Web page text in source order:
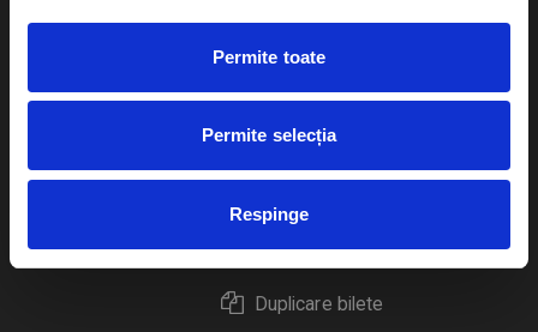
Permite toate
Permite selecția
Respinge
Plata online sau cash
eBilet printat acasa
Livrare prin curier
Duplicare bilete
Concerte si
Sport